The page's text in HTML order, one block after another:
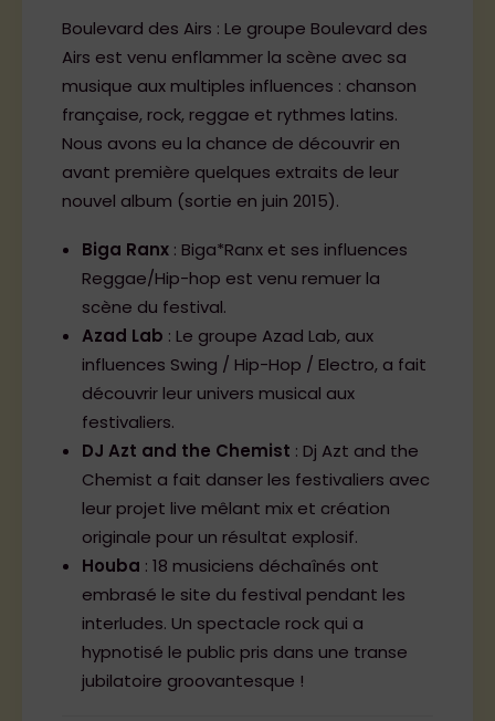
Boulevard des Airs : Le groupe Boulevard des
Airs est venu enflammer la scène avec sa
musique aux multiples influences : chanson
française, rock, reggae et rythmes latins.
Nous avons eu la chance de découvrir en
avant première quelques extraits de leur
nouvel album (sortie en juin 2015).
Biga Ranx : Biga*Ranx et ses influences
Reggae/Hip-hop est venu remuer la
scène du festival.
Azad Lab : Le groupe Azad Lab, aux
influences Swing / Hip-Hop / Electro, a fait
découvrir leur univers musical aux
festivaliers.
DJ Azt and the Chemist : Dj Azt and the
Chemist a fait danser les festivaliers avec
leur projet live mêlant mix et création
originale pour un résultat explosif.
Houba : 18 musiciens déchaînés ont
embrasé le site du festival pendant les
interludes. Un spectacle rock qui a
hypnotisé le public pris dans une transe
jubilatoire groovantesque !